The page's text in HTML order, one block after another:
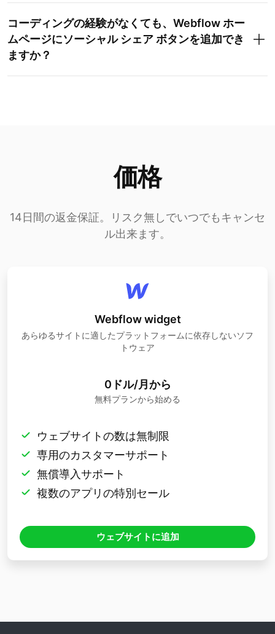
コーディングの経験がなくても、Webflow ホー
ムページにソーシャル シェア ボタンを追加でき
ますか？
価格
14日間の返金保証。リスク無しでいつでもキャンセ
ル出来ます。
Webflow widget
あらゆるサイトに適したプラットフォームに依存しないソフ
トウェア
0ドル/月から
無料プランから始める
ウェブサイトの数は無制限
専用のカスタマーサポート
無償導入サポート
複数のアプリの特別セール
ウェブサイトに追加